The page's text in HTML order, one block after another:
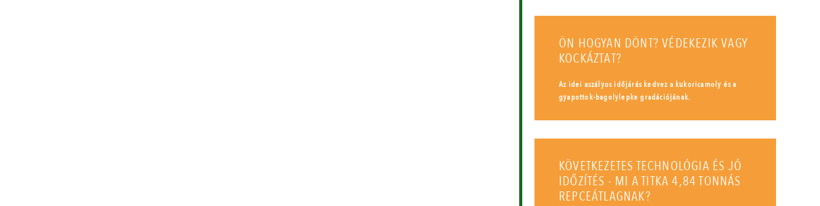
ÖN HOGYAN DÖNT? VÉDEKEZIK VAGY
KOCKÁZTAT?
Az idei aszályos időjárás kedvez a kukoricamoly és a
gyapottok-bagolylepke gradációjának.
KÖVETKEZETES TECHNOLÓGIA ÉS JÓ
IDŐZÍTÉS - MI A TITKA 4,84 TONNÁS
REPCEÁTLAGNAK?